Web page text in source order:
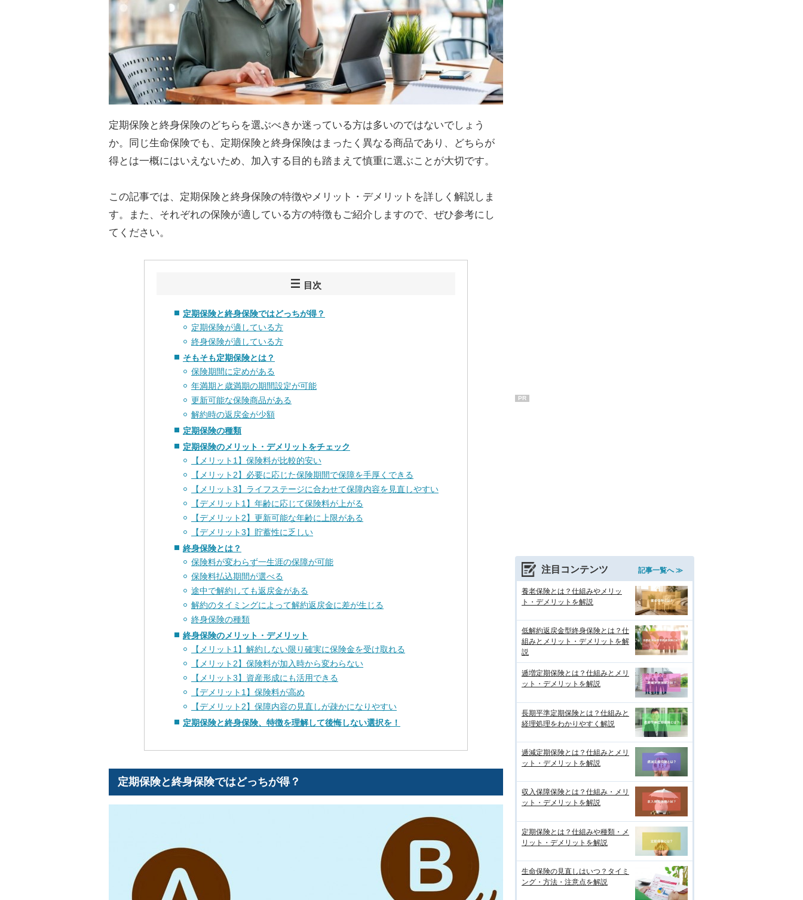
定期保険と終身保険のどちらを選ぶべきか迷っている方は多いのではないでしょう
か。同じ生命保険でも、定期保険と終身保険はまったく異なる商品であり、どちらが
得とは一概にはいえないため、加入する目的も踏まえて慎重に選ぶことが大切です。
この記事では、定期保険と終身保険の特徴やメリット・デメリットを詳しく解説しま
す。また、それぞれの保険が適している方の特徴もご紹介しますので、ぜひ参考にし
てください。
目次
定期保険と終身保険ではどっちが得？
定期保険が適している方
終身保険が適している方
そもそも定期保険とは？
保険期間に定めがある
年満期と歳満期の期間設定が可能
更新可能な保険商品がある
解約時の返戻金が少額
定期保険の種類
定期保険のメリット・デメリットをチェック
【メリット1】保険料が比較的安い
【メリット2】必要に応じた保険期間で保障を手厚くできる
【メリット3】ライフステージに合わせて保障内容を見直しやすい
【デメリット1】年齢に応じて保険料が上がる
【デメリット2】更新可能な年齢に上限がある
【デメリット3】貯蓄性に乏しい
終身保険とは？
保険料が変わらず一生涯の保障が可能
保険料払込期間が選べる
途中で解約しても返戻金がある
解約のタイミングによって解約返戻金に差が生じる
終身保険の種類
終身保険のメリット・デメリット
【メリット1】解約しない限り確実に保険金を受け取れる
【メリット2】保険料が加入時から変わらない
【メリット3】資産形成にも活用できる
【デメリット1】保険料が高め
【デメリット2】保障内容の見直しが疎かになりやすい
定期保険と終身保険、特徴を理解して後悔しない選択を！
定期保険と終身保険ではどっちが得？
PR
注目コンテンツ 記事一覧へ ≫
養老保険とは？仕組みやメリッ
ト・デメリットを解説
低解約返戻金型終身保険とは？仕
組みとメリット・デメリットを解
説
逓増定期保険とは？仕組みとメリ
ット・デメリットを解説
長期平準定期保険とは？仕組みと
経理処理をわかりやすく解説
逓減定期保険とは？仕組みとメリ
ット・デメリットを解説
収入保障保険とは？仕組み・メリ
ット・デメリットを解説
定期保険とは？仕組みや種類・メ
リット・デメリットを解説
生命保険の見直しはいつ？タイミ
ング・方法・注意点を解説